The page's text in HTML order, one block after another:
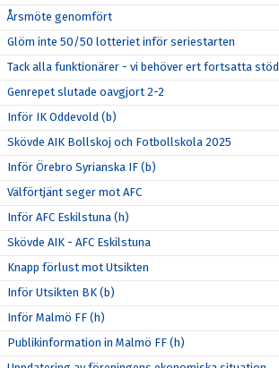
Årsmöte genomfört
Glöm inte 50/50 lotteriet inför seriestarten
Tack alla funktionärer - vi behöver ert fortsatta stöd
Genrepet slutade oavgjort 2-2
Inför IK Oddevold (b)
Skövde AIK Bollskoj och Fotbollskola 2025
Inför Örebro Syrianska IF (b)
Välförtjänt seger mot AFC
Inför AFC Eskilstuna (h)
Skövde AIK - AFC Eskilstuna
Knapp förlust mot Utsikten
Inför Utsikten BK (b)
Inför Malmö FF (h)
Publikinformation in Malmö FF (h)